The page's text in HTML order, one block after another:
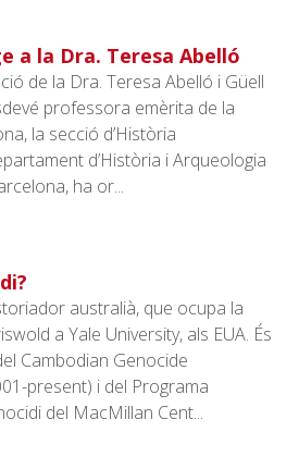
a la Dra. Teresa Abelló
de la Dra. Teresa Abelló i Güell
professora emèrita de la
la secció d’Història
d’Història i Arqueologia
ha or...
australià, que ocupa la
a Yale University, als EUA. És
Cambodian Genocide
present) i del Programa
del MacMillan Cent...